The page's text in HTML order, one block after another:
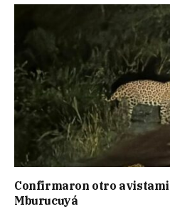
Confirmaron otro
Mburucuyá